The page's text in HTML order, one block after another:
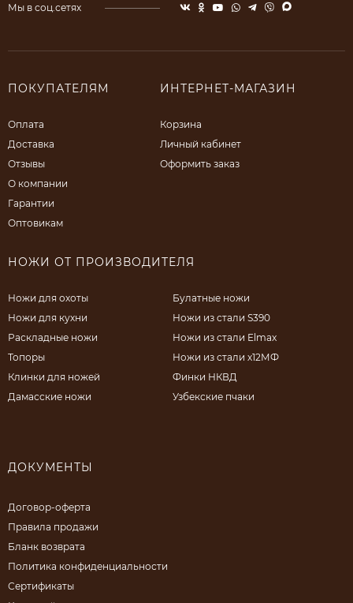
Мы в соц.сетях
ПОКУПАТЕЛЯМ
Оплата
Доставка
Отзывы
О компании
Гарантии
Оптовикам
ИНТЕРНЕТ-МАГАЗИН
Корзина
Личный кабинет
Оформить заказ
НОЖИ ОТ ПРОИЗВОДИТЕЛЯ
Ножи для охоты
Ножи для кухни
Раскладные ножи
Топоры
Клинки для ножей
Дамасские ножи
Булатные ножи
Ножи из стали S390
Ножи из стали Elmax
Ножи из стали х12МФ
Финки НКВД
Узбекские пчаки
ДОКУМЕНТЫ
Договор-оферта
Правила продажи
Бланк возврата
Политика конфиденциальности
Сертификаты